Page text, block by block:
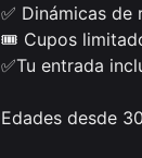
✅ Dinámicas de
🎟️ Cupos
✅Tu entrada
Edades desde